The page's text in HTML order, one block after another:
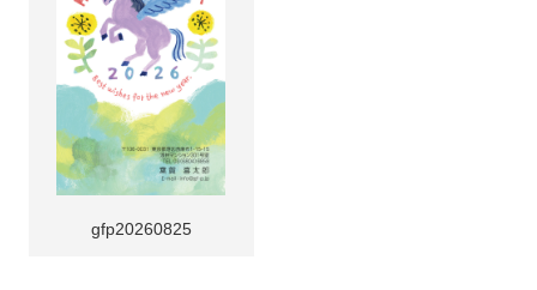
gfp20260825